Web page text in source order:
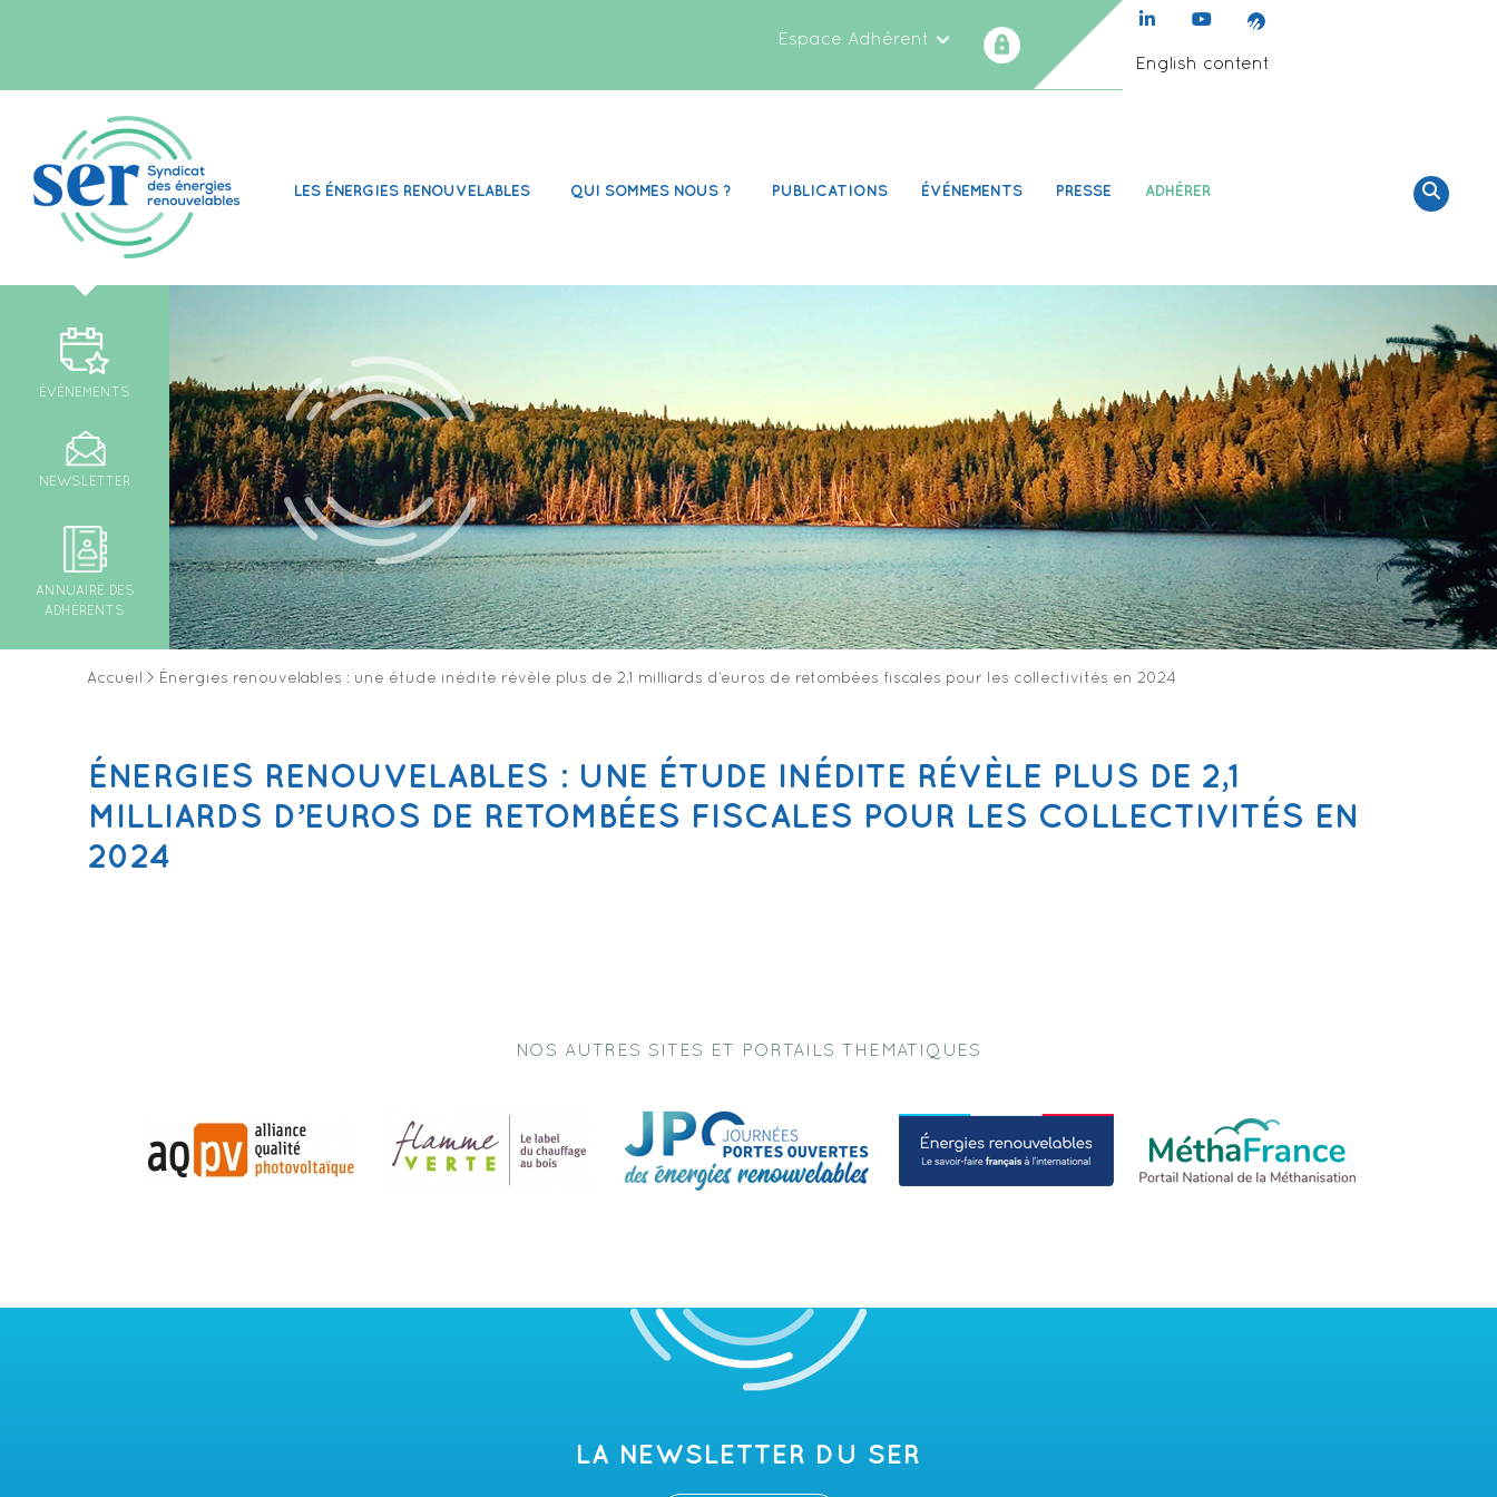
Espace Adhérent
English content
LES ÉNERGIES RENOUVELABLES QUI SOMMES NOUS ? PUBLICATIONS ÉVÉNEMENTS PRESSE ADHÉRER
ÉVÉNEMENTS
NEWSLETTER
ANNUAIRE DES
ADHÉRENTS
Accueil > Énergies renouvelables : une étude inédite révèle plus de 2,1 milliards d’euros de retombées fiscales pour les collectivités en 2024
ÉNERGIES RENOUVELABLES : UNE ÉTUDE INÉDITE RÉVÈLE PLUS DE 2,1
MILLIARDS D’EUROS DE RETOMBÉES FISCALES POUR LES COLLECTIVITÉS EN
2024
NOS AUTRES SITES ET PORTAILS THEMATIQUES
LA NEWSLETTER DU SER